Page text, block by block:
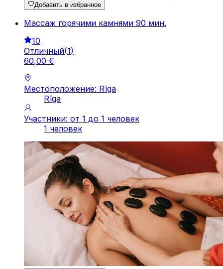
Добавить в избранное
Массаж горячими камнями 90 мин.
10
Отличный(1)
60,00 €
Местоположение: Rīga
Rīga
Участники: от 1 до 1 человек
1 человек